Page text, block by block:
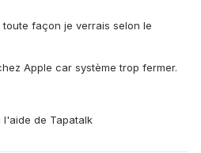
façon je verrais selon le
Apple car système trop fermer.
l'aide de Tapatalk